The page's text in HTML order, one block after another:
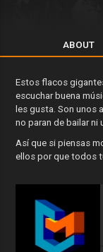
ABOUT
Estos flacos
escuchar buena
les gusta. Son unos
no paran de bailar ni
Así que si piensas
ellos por que todos